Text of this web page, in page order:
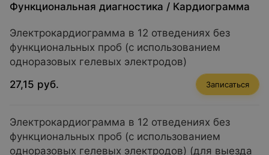
Функциональная диагностика / Кардиограмма
Электрокардиограмма в 12 отведениях без
функциональных проб (с использованием
одноразовых гелевых электродов)
27,15 руб.
Записаться
Электрокардиограмма в 12 отведениях без
функциональных проб (с использованием
одноразовых гелевых электродов) (для выезда